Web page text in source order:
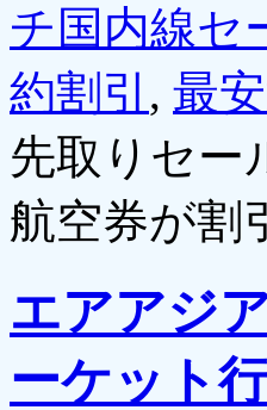
チ国内線セ
約割引 , 最
先取りセー
航空券が割
エアアジ
ーケット